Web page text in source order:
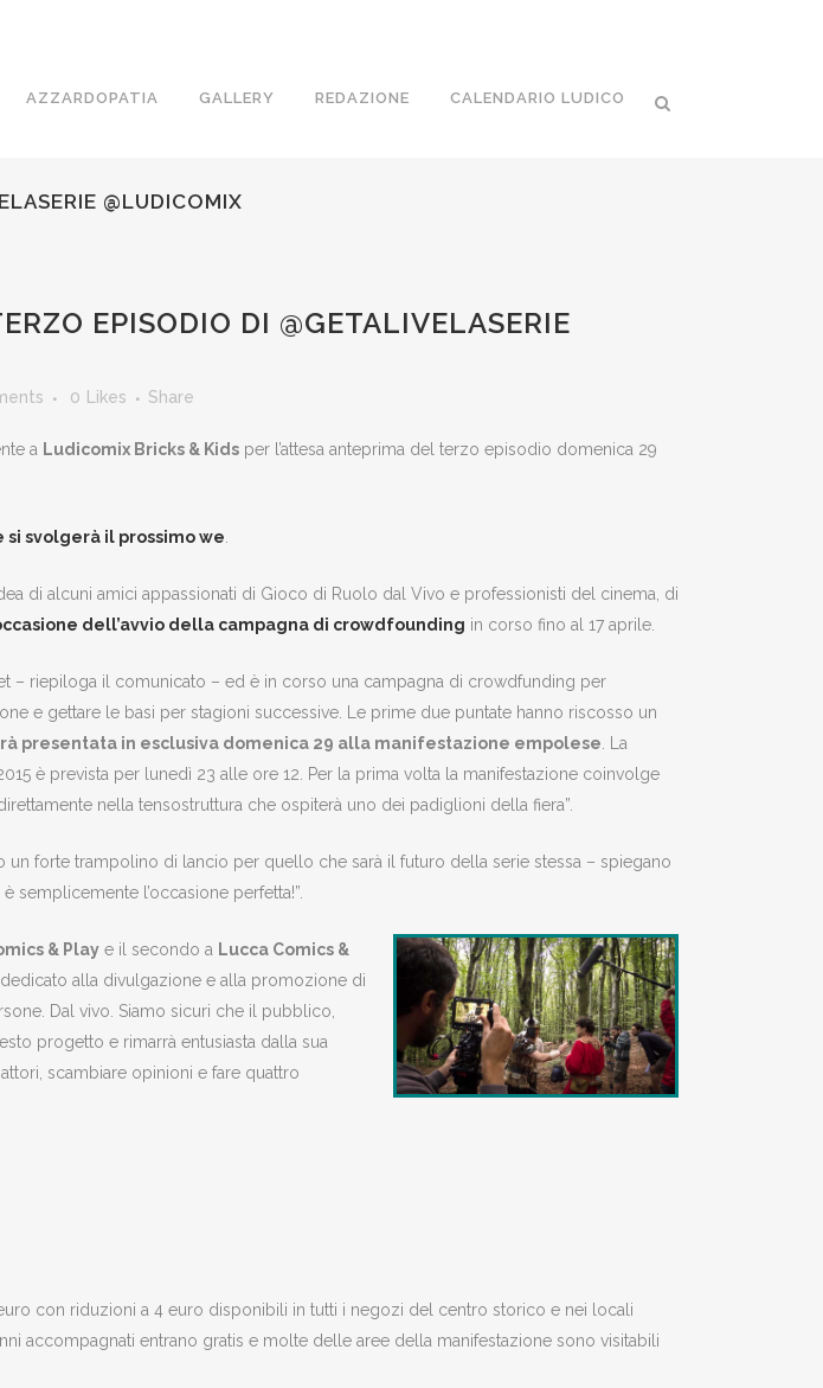
AZZARDOPATIA GALLERY REDAZIONE CALENDARIO LUDICO
@LUDICOMIX
EPISODIO DI @GETALIVELASERIE
0 Likes Share
a Ludicomix Bricks & Kids per l’attesa anteprima del terzo episodio domenica 29
si svolgerà il prossimo we
di alcuni amici appassionati di Gioco di Ruolo dal Vivo e professionisti del cinema, di
dell’avvio della campagna di crowdfounding in corso fino al 17 aprile.
– riepiloga il comunicato – ed è in corso una campagna di crowdfunding per
e gettare le basi per stagioni successive. Le prime due puntate hanno riscosso un
presentata in esclusiva domenica 29 alla manifestazione empolese . La
è prevista per lunedì 23 alle ore 12. Per la prima volta la manifestazione coinvolge
nella tensostruttura che ospiterà uno dei padiglioni della fiera”.
forte trampolino di lancio per quello che sarà il futuro della serie stessa – spiegano
l’occasione perfetta!”.
& Play e il secondo a Lucca Comics &
alla divulgazione e alla promozione di
Dal vivo. Siamo sicuri che il pubblico,
progetto e rimarrà entusiasta dalla sua
scambiare opinioni e fare quattro
con riduzioni a 4 euro disponibili in tutti i negozi del centro storico e nei locali
accompagnati entrano gratis e molte delle aree della manifestazione sono visitabili